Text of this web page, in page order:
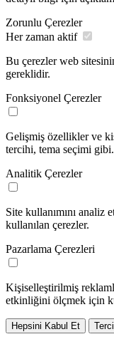
Zorunlu Çerezler
Her zaman aktif
Bu çerezler web
gereklidir.
Fonksiyonel Çerezler
Gelişmiş özellikler ve
tercihi, tema seçimi gibi.
Analitik Çerezler
Site kullanımını analiz
kullanılan çerezler.
Pazarlama Çerezleri
Kişiselleştirilmiş
etkinliğini ölçmek için
Hepsini Kabul Et